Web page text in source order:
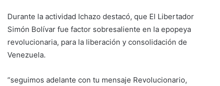
Durante la actividad Ichazo destacó, que El Libertador
Simón Bolívar fue factor sobresaliente en la epopeya
revolucionaria, para la liberación y consolidación de
Venezuela.
“seguimos adelante con tu mensaje Revolucionario,